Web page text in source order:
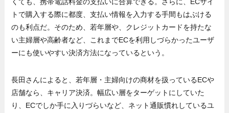
トで購入する際に都度、支払い情報を入力する手間もはぶける
のも利点だ。そのため、若年層や、クレジットカードを持たな
い主婦層や高齢者など、これまでECを利用しづらかったユーザ
ーにも使いやすい決済方法になっているという。
長田さんによると、若年層・主婦向けの商材を扱っているECや
店舗なら、キャリア決済。幅広い層をターゲットにしていた
り、ECでしか手に入りづらいなど、ネット通販慣れしているユ